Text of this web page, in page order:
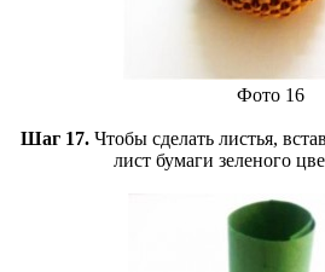
Фото 16
Шаг 17. Чтобы сделать листья,
лист бумаги зеленого